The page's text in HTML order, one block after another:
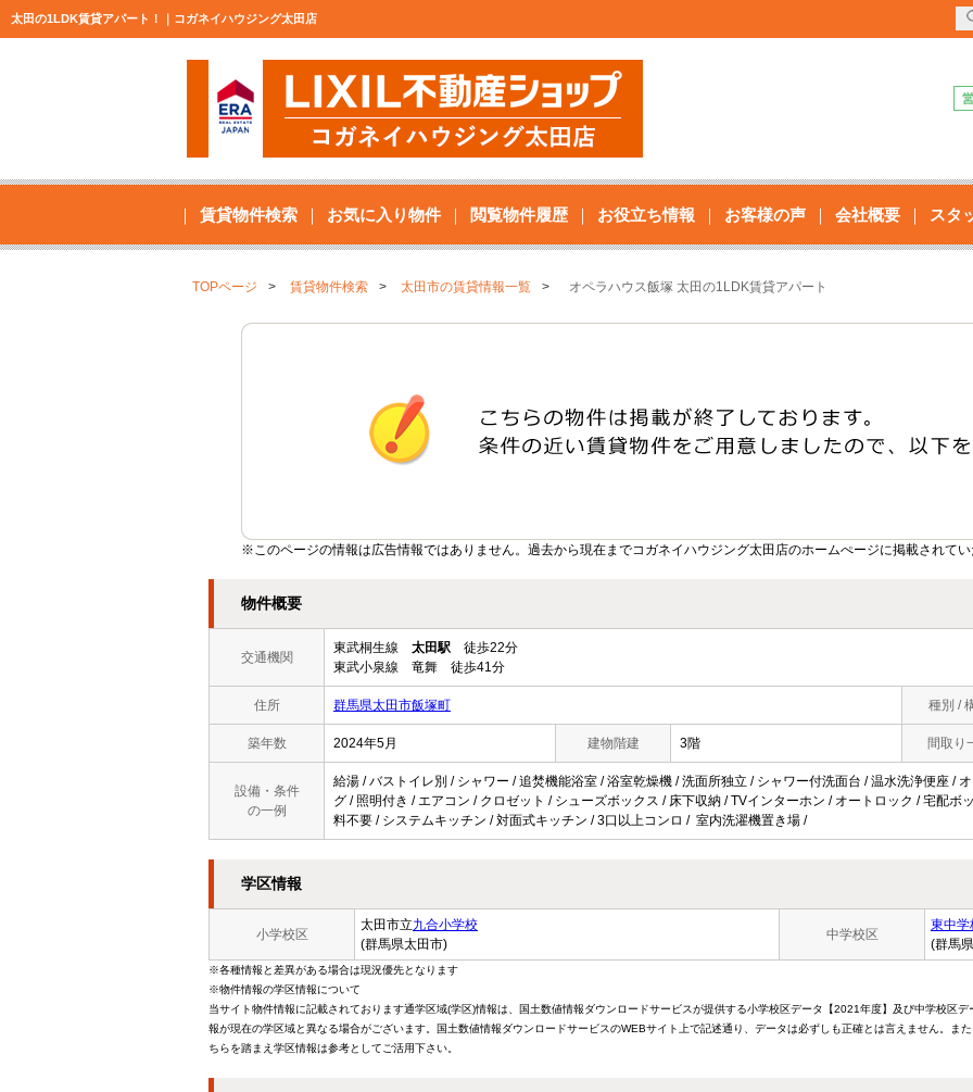
太田の1LDK賃貸アパート！｜コガネイハウジング太田店
賃貸物件検索 お気に入り物件 閲覧物件履歴 お役立ち情報 お客様の声 会社概要 スタ
TOPページ 賃貸物件検索 太田市の賃貸情報一覧 オペラハウス飯塚 太田の1LDK賃貸アパート
※このページの情報は広告情報ではありません。過去から現在までコガネイハウジング太田店のホームぺージに掲載されて
物件概要
交通機関
東武桐生線 太田駅 徒歩22分
東武小泉線 竜舞 徒歩41分
住所 群馬県太田市飯塚町 種別 /
築年数 2024年5月 建物階建 3階 間取り
設備・条件
の一例
給湯 / バストイレ別 / シャワー / 追焚機能浴室 / 浴室乾燥機 / 洗面所独立 / シャワー付洗面台 / 温水洗浄便座 /
グ / 照明付き / エアコン / クロゼット / シューズボックス / 床下収納 / TVインターホン / オートロック / 宅配ボ
料不要 / システムキッチン / 対面式キッチン / 3口以上コンロ / 室内洗濯機置き場 /
学区情報
小学校区
太田市立九合小学校
(群馬県太田市)
中学校区
東中学
(群馬
※各種情報と差異がある場合は現況優先となります
※物件情報の学区情報について
当サイト物件情報に記載されております通学区域(学区)情報は、国土数値情報ダウンロードサービスが提供する小学校区データ【2021年度】及び中学校区
報が現在の学区域と異なる場合がございます。国土数値情報ダウンロードサービスのWEBサイト上で記述通り、データは必ずしも正確とは言えません。ま
ちらを踏まえ学区情報は参考としてご活用下さい。